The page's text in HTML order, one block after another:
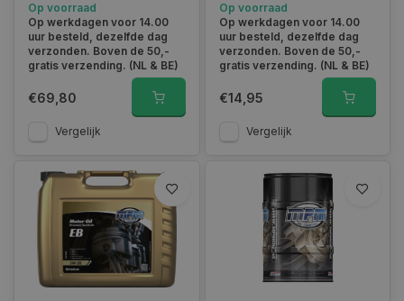
Op voorraad
Op werkdagen voor 14.00
uur besteld, dezelfde dag
verzonden. Boven de 50,-
gratis verzending. (NL & BE)
€69,80
Vergelijk
05001EB
Op voorraad
Op werkdagen voor 14.00
uur besteld, dezelfde dag
verzonden. Boven de 50,-
gratis verzending. (NL & BE)
€14,95
Vergelijk